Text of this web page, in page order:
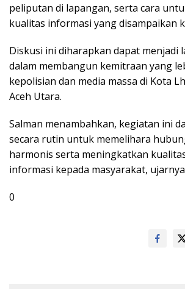
peliputan di lapangan, serta cara
kualitas informasi yang disampaikan
Diskusi ini diharapkan dapat menjadi
dalam membangun kemitraan yang
kepolisian dan media massa di Kota
Aceh Utara.
Salman menambahkan, kegiatan ini
secara rutin untuk memelihara
harmonis serta meningkatkan
informasi kepada masyarakat,
0